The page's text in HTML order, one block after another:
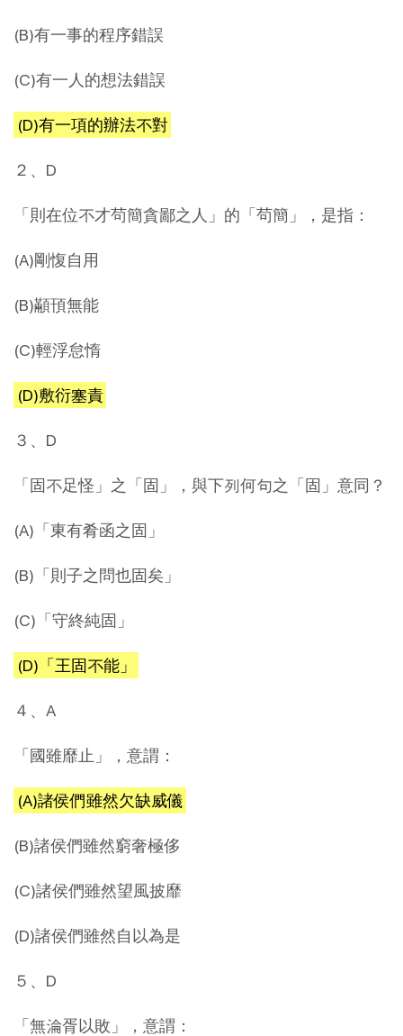
(B)有一事的程序錯誤
(C)有一人的想法錯誤
(D)有一項的辦法不對
２、D
「則在位不才茍簡貪鄙之人」的「茍簡」，是指：
(A)剛愎自用
(B)顢頇無能
(C)輕浮怠惰
(D)敷衍塞責
３、D
「固不足怪」之「固」，與下列何句之「固」意同？
(A)「東有肴函之固」
(B)「則子之問也固矣」
(C)「守終純固」
(D)「王固不能」
４、A
「國雖靡止」，意謂：
(A)諸侯們雖然欠缺威儀
(B)諸侯們雖然窮奢極侈
(C)諸侯們雖然望風披靡
(D)諸侯們雖然自以為是
５、D
「無淪胥以敗」，意謂：